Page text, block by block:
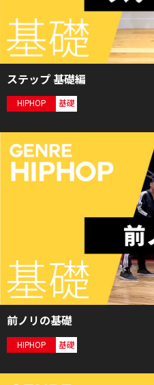
ステップ 基礎編
HIPHOP 基礎
前ノリの基礎
HIPHOP 基礎